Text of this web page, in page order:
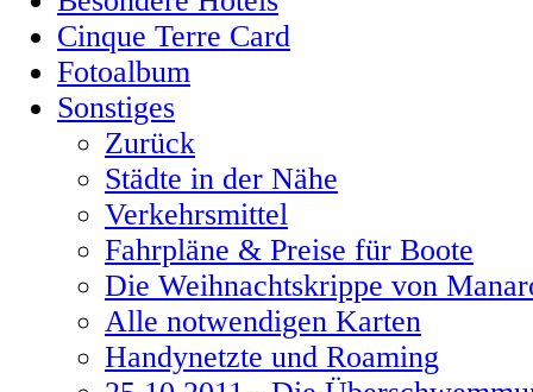
Cinque Terre Card
Fotoalbum
Sonstiges
Zurück
Städte in der Nähe
Verkehrsmittel
Fahrpläne & Preise für Boote
Die Weihnachtskrippe von
Alle notwendigen Karten
Handynetzte und Roaming